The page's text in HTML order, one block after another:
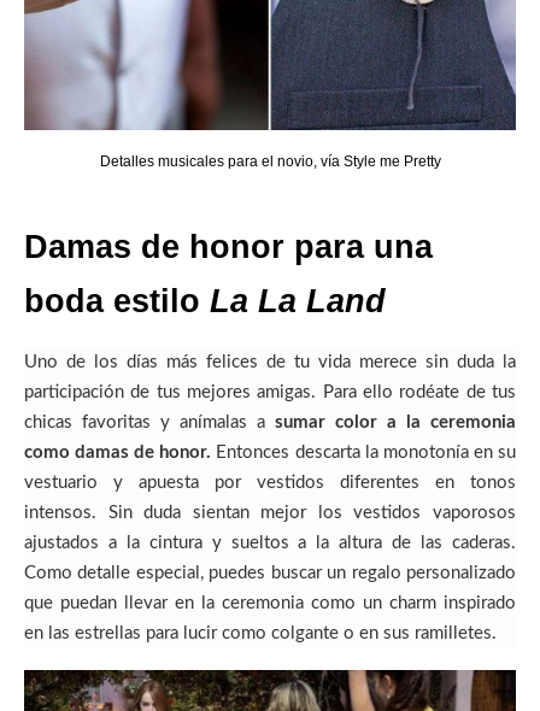
Detalles musicales para el novio, vía Style me Pretty
Damas de honor para una
boda estilo La La Land
Uno de los días más felices de tu vida merece sin duda la
participación de tus mejores amigas. Para ello rodéate de tus
chicas favoritas y anímalas a sumar color a la ceremonia
como damas de honor. Entonces descarta la monotonía en su
vestuario y apuesta por vestidos diferentes en tonos
intensos. Sin duda sientan mejor los vestidos vaporosos
ajustados a la cintura y sueltos a la altura de las caderas.
Como detalle especial, puedes buscar un regalo personalizado
que puedan llevar en la ceremonia como un charm inspirado
en las estrellas para lucir como colgante o en sus ramilletes.